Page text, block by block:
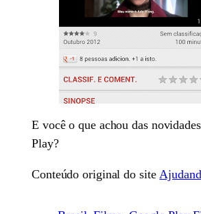
E você o que achou das
Play?
Conteúdo original do site